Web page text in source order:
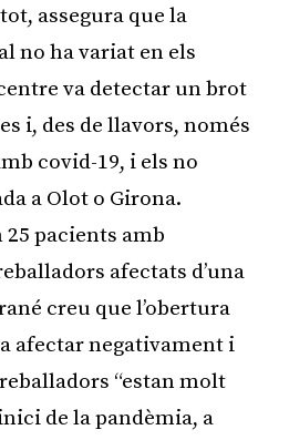
assegura que la
no ha variat en els
va detectar un brot
i, des de llavors, només
covid-19, i els no
a Olot o Girona.
pacients amb
afectats d’una
creu que l’obertura
afectar negativament i
“estan molt
de la pandèmia, a